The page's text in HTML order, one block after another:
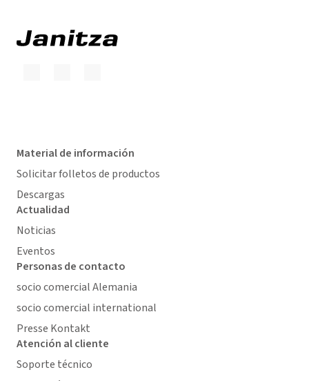
Material de información
Solicitar folletos de productos
Descargas
Actualidad
Noticias
Eventos
Personas de contacto
socio comercial Alemania
socio comercial international
Presse Kontakt
Atención al cliente
Soporte técnico